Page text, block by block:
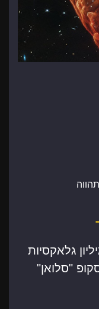
בחלל – בין 3 מיליון גלאקסיות
"סלואן"